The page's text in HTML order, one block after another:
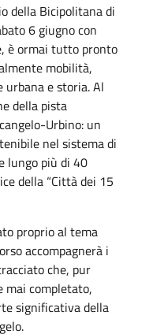
della Bicipolitana di
6 giugno con
è ormai tutto pronto
mobilità,
e storia. Al
della pista
Urbino: un
nel sistema di
lungo più di 40
della “Città dei 15
proprio al tema
accompagnerà i
che, pur
mai completato,
significativa della